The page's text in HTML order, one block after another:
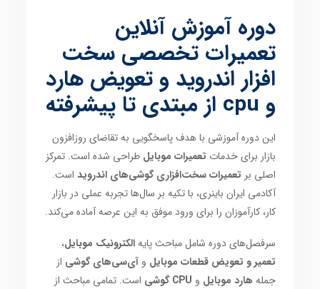
دوره آموزش آنلاین
تعمیرات تخصصی سخت
افزار اندروید و تعویض هارد
و cpu از مبتدی تا پیشرفته
این دوره آموزشی با هدف پاسخگویی به تقاضای روزافزون
بازار برای خدمات تعمیرات موبایل طراحی شده است. تمرکز
اصلی بر تعمیرات سخت‌افزاری گوشی‌های اندروید است.
آکادمی ایران باینری، با تکیه بر سال‌ها تجربه عملی در بازار
کار، کارآموزان را برای ورود موفق به این عرصه آماده می‌کند.
سرفصل‌های دوره شامل مباحث پایهالکترونیک موبایل،
تعمیر و تعویض قطعات موبایل وآی‌سی‌های گوشی از
جمله هارد موبایل و CPU گوشی
است. تمامی مباحث از